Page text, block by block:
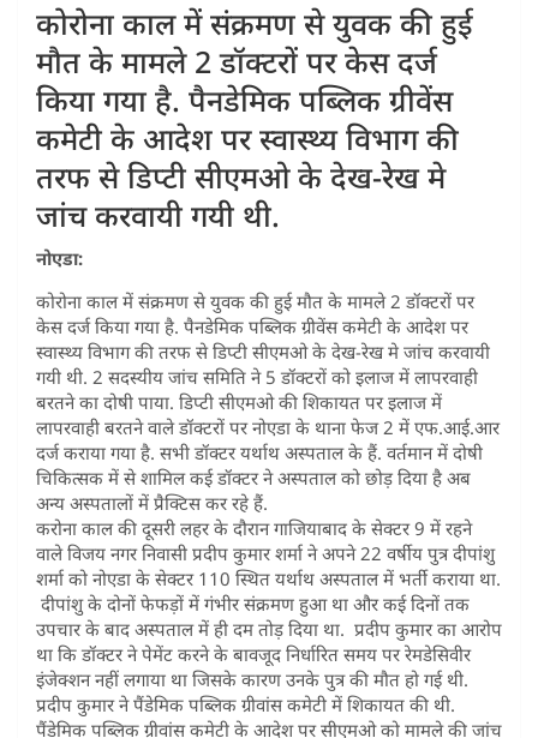
कोरोना काल में संक्रमण से युवक की हुई
मौत के मामले 2 डॉक्टरों पर केस दर्ज
किया गया है. पैनडेमिक पब्लिक ग्रीवेंस
कमेटी के आदेश पर स्वास्थ्य विभाग की
तरफ से डिप्टी सीएमओ के देख-रेख मे
जांच करवायी गयी थी.
नोएडा:
कोरोना काल में संक्रमण से युवक की हुई मौत के मामले 2 डॉक्टरों पर
केस दर्ज किया गया है. पैनडेमिक पब्लिक ग्रीवेंस कमेटी के आदेश पर
स्वास्थ्य विभाग की तरफ से डिप्टी सीएमओ के देख-रेख मे जांच करवायी
गयी थी. 2 सदस्यीय जांच समिति ने 5 डॉक्टरों को इलाज में लापरवाही
बरतने का दोषी पाया. डिप्टी सीएमओ की शिकायत पर इलाज में
लापरवाही बरतने वाले डॉक्टरों पर नोएडा के थाना फेज 2 में एफ.आई.आर
दर्ज कराया गया है. सभी डॉक्टर यर्थाथ अस्पताल के हैं. वर्तमान में दोषी
चिकित्सक में से शामिल कई डॉक्टर ने अस्पताल को छोड़ दिया है अब
अन्य अस्पतालों में प्रैक्टिस कर रहे हैं.
करोना काल की दूसरी लहर के दौरान गाजियाबाद के सेक्टर 9 में रहने
वाले विजय नगर निवासी प्रदीप कुमार शर्मा ने अपने 22 वर्षीय पुत्र दीपांशु
शर्मा को नोएडा के सेक्टर 110 स्थित यर्थाथ अस्पताल में भर्ती कराया था.
दीपांशु के दोनों फेफड़ों में गंभीर संक्रमण हुआ था और कई दिनों तक
उपचार के बाद अस्पताल में ही दम तोड़ दिया था. प्रदीप कुमार का आरोप
था कि डॉक्टर ने पेमेंट करने के बावजूद निर्धारित समय पर रेमडेसिवीर
इंजेक्शन नहीं लगाया था जिसके कारण उनके पुत्र की मौत हो गई थी.
प्रदीप कुमार ने पैंडेमिक पब्लिक ग्रीवांस कमेटी में शिकायत की थी.
पैंडेमिक पब्लिक ग्रीवांस कमेटी के आदेश पर सीएमओ को मामले की जांच